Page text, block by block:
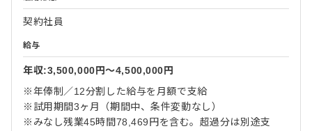
契約社員
給与
年収:3,500,000円〜4,500,000円
※年俸制／12分割した給与を月額で支給
※試用期間3ヶ月（期間中、条件変動なし）
※みなし残業45時間78,469円を含む。超過分は別途支